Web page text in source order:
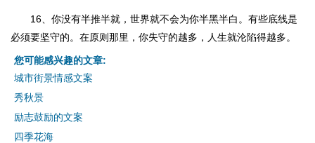
16、你没有半推半就，世界就不会为你半黑半白。有些底线是
必须要坚守的。在原则那里，你失守的越多，人生就沦陷得越多。
您可能感兴趣的文章:
城市街景情感文案
秀秋景
励志鼓励的文案
四季花海